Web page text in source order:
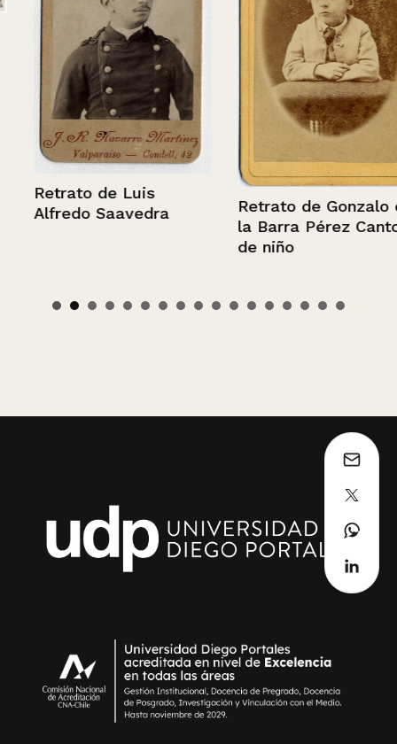
Retrato de Luis
Alfredo Saavedra
Retrato de Gonzalo de
la Barra Pérez Canto
de niño